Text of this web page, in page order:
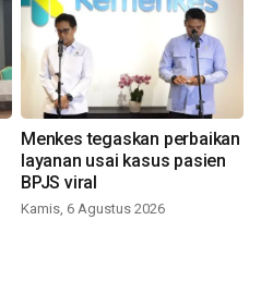
Menkes tegaskan perbaikan
layanan usai kasus pasien
BPJS viral
Kamis, 6 Agustus 2026